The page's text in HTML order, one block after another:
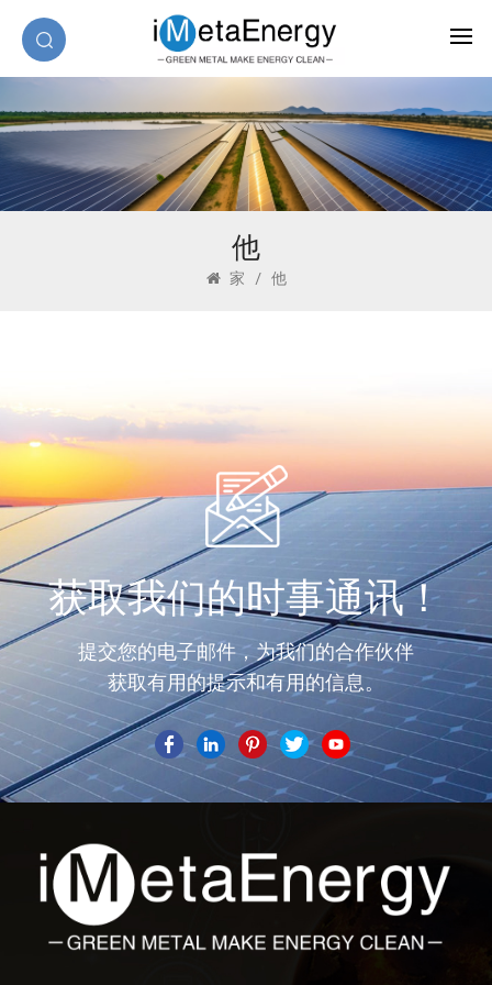
他
家 / 他
获取我们的时事通讯！
提交您的电子邮件，为我们的合作伙伴
获取有用的提示和有用的信息。